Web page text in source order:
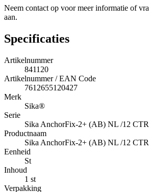
Neem contact op voor meer informatie of
aan.
Specificaties
Artikelnummer
841120
Artikelnummer / EAN Code
7612655120427
Merk
Sika®
Serie
Sika AnchorFix-2+ (AB) NL /12
Productnaam
Sika AnchorFix-2+ (AB) NL /12
Eenheid
St
Inhoud
1 st
Verpakking